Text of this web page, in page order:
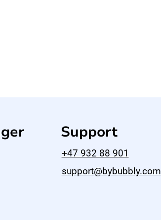
Support
+47 932 88 901
support@bybubbly.com